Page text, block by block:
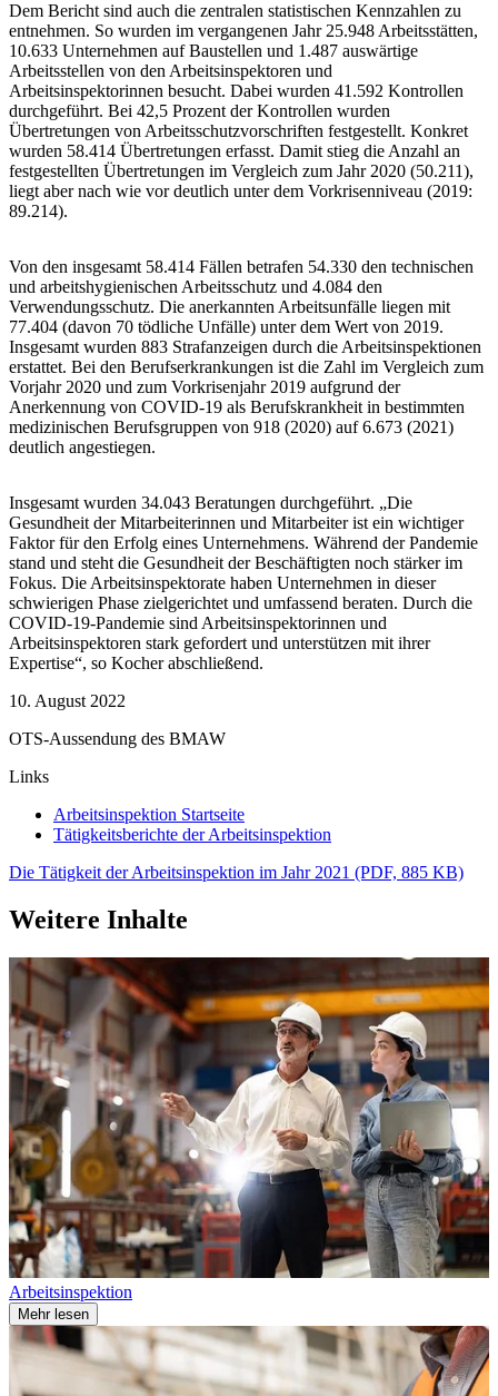
Dem Bericht sind auch die zentralen statistischen Kennzahlen zu
entnehmen. So wurden im vergangenen Jahr 25.948 Arbeitsstätten,
10.633 Unternehmen auf Baustellen und 1.487 auswärtige
Arbeitsstellen von den Arbeitsinspektoren und
Arbeitsinspektorinnen besucht. Dabei wurden 41.592 Kontrollen
durchgeführt. Bei 42,5 Prozent der Kontrollen wurden
Übertretungen von Arbeitsschutzvorschriften festgestellt. Konkret
wurden 58.414 Übertretungen erfasst. Damit stieg die Anzahl an
festgestellten Übertretungen im Vergleich zum Jahr 2020 (50.211),
liegt aber nach wie vor deutlich unter dem Vorkrisenniveau (2019:
89.214).
Von den insgesamt 58.414 Fällen betrafen 54.330 den technischen
und arbeitshygienischen Arbeitsschutz und 4.084 den
Verwendungsschutz. Die anerkannten Arbeitsunfälle liegen mit
77.404 (davon 70 tödliche Unfälle) unter dem Wert von 2019.
Insgesamt wurden 883 Strafanzeigen durch die Arbeitsinspektionen
erstattet. Bei den Berufserkrankungen ist die Zahl im Vergleich zum
Vorjahr 2020 und zum Vorkrisenjahr 2019 aufgrund der
Anerkennung von COVID-19 als Berufskrankheit in bestimmten
medizinischen Berufsgruppen von 918 (2020) auf 6.673 (2021)
deutlich angestiegen.
Insgesamt wurden 34.043 Beratungen durchgeführt. „Die
Gesundheit der Mitarbeiterinnen und Mitarbeiter ist ein wichtiger
Faktor für den Erfolg eines Unternehmens. Während der Pandemie
stand und steht die Gesundheit der Beschäftigten noch stärker im
Fokus. Die Arbeitsinspektorate haben Unternehmen in dieser
schwierigen Phase zielgerichtet und umfassend beraten. Durch die
COVID-19-Pandemie sind Arbeitsinspektorinnen und
Arbeitsinspektoren stark gefordert und unterstützen mit ihrer
Expertise“, so Kocher abschließend.
10. August 2022
OTS-Aussendung des BMAW
Links
Arbeitsinspektion Startseite
Tätigkeitsberichte der Arbeitsinspektion
Die Tätigkeit der Arbeitsinspektion im Jahr 2021 (PDF, 885 KB)
Weitere Inhalte
Arbeitsinspektion
Mehr lesen